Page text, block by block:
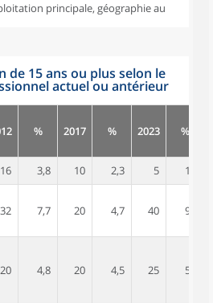
principale, géographie au
de 15 ans ou plus selon le
actuel ou antérieur
% 2017 % 2023 %
16 3,8 10 2,3 5
1,1
32 7,7 20 4,7 40 9,0
20 4,8 20 4,5 25 5,6